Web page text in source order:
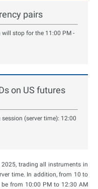
pairs
stop for the 11:00 PM -
on US futures
(server time): 12:00
trading all instruments in
time. In addition, from 10 to
from 10:00 PM to 12:30 AM